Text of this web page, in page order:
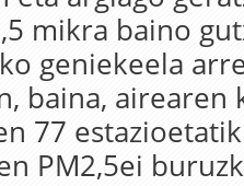
mikra baino
geniekeela
baina, airearen
77
PM2,5ei